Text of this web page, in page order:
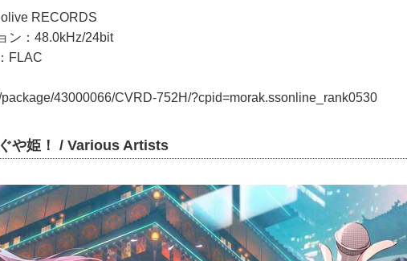
RECORDS
ン：48.0kHz/24bit
FLAC
package/43000066/CVRD-752H/?cpid=morak.ssonline_rank0530
や姫！ / Various Artists